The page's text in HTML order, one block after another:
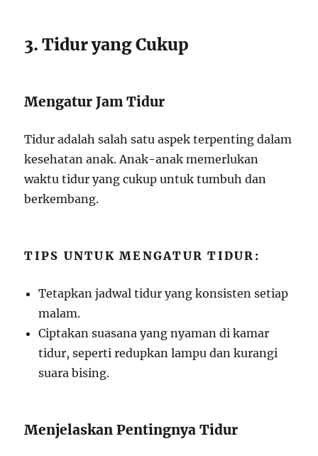
3. Tidur yang Cukup
Mengatur Jam Tidur
Tidur adalah salah satu aspek terpenting dalam
kesehatan anak. Anak-anak memerlukan
waktu tidur yang cukup untuk tumbuh dan
berkembang.
TIPS UNTUK MENGATUR TIDUR:
Tetapkan jadwal tidur yang konsisten setiap
malam.
Ciptakan suasana yang nyaman di kamar
tidur, seperti redupkan lampu dan kurangi
suara bising.
Menjelaskan Pentingnya Tidur